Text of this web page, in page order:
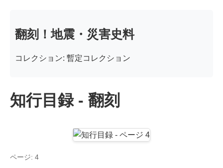
翻刻！地震・災害史料
コレクション: 暫定コレクション
知行目録 - 翻刻
ページ: 4